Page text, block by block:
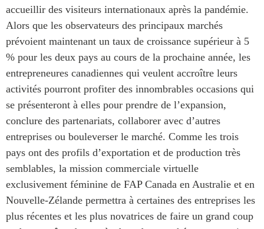
accueillir des visiteurs internationaux après la pandémie.
Alors que les observateurs des principaux marchés
prévoient maintenant un taux de croissance supérieur à 5
% pour les deux pays au cours de la prochaine année, les
entrepreneures canadiennes qui veulent accroître leurs
activités pourront profiter des innombrables occasions qui
se présenteront à elles pour prendre de l’expansion,
conclure des partenariats, collaborer avec d’autres
entreprises ou bouleverser le marché. Comme les trois
pays ont des profils d’exportation et de production très
semblables, la mission commerciale virtuelle
exclusivement féminine de FAP Canada en Australie et en
Nouvelle-Zélande permettra à certaines des entreprises les
plus récentes et les plus novatrices de faire un grand coup